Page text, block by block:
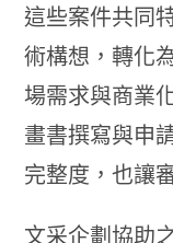
這些案件共同
術構想，轉化
場需求與商業
畫書撰寫與申
完整度，也讓
文采企劃協助